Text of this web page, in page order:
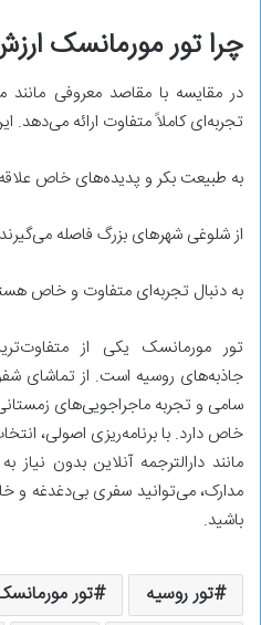
چرا تور مورمانسک
در مقایسه با مقاصد معروفی
تجربه‌ای کاملاً متفاوت ارائه
به طبیعت بکر و پدیده‌های خاص
از شلوغی شهرهای بزرگ فاصله می‌گیرند
به دنبال تجربه‌ای متفاوت و خاص
تور مورمانسک یکی از
جاذبه‌های روسیه است. از تماشای
سامی و تجربه ماجراجویی‌های
خاص دارد. با برنامه‌ریزی اصولی،
مانند دارالترجمه آنلاین بدون
مدارک، می‌توانید سفری بی‌دغدغه و
باشید.
تور روسیه تور